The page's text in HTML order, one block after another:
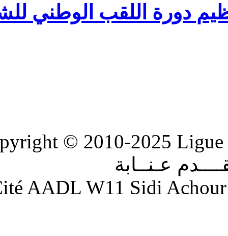
اللقب الوطني للشبان لسنة
Copyright © 2010-
Adresse : Cité AADL W11